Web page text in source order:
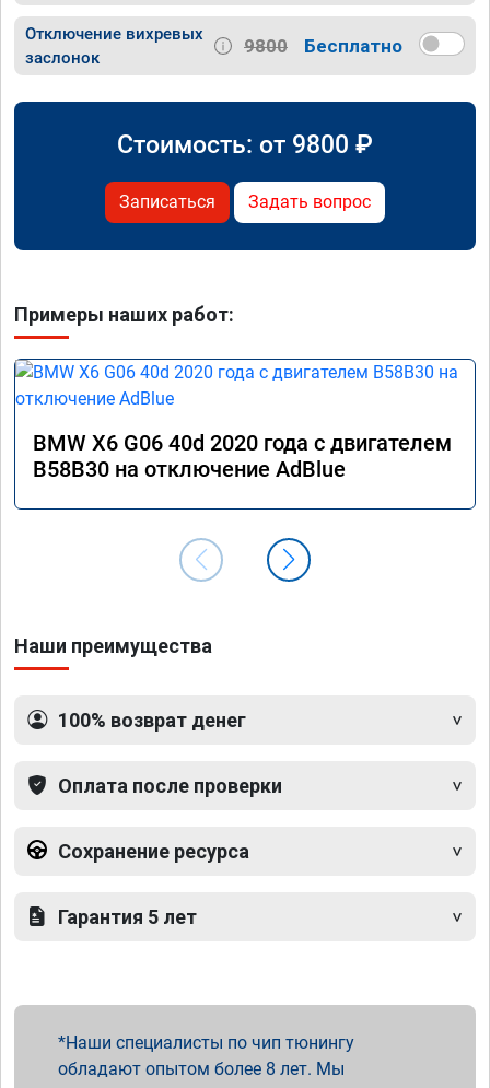
Отключение вихревых
заслонок
9800 Бесплатно
Стоимость: от 9800 ₽
Записаться Задать вопрос
Примеры наших работ:
BMW X6 G06 40d 2020 года с двигателем
B58B30 на отключение AdBlue
Наши преимущества
100% возврат денег
Оплата после проверки
Сохранение ресурса
Гарантия 5 лет
Наши специалисты по чип тюнингу
обладают опытом более 8 лет. Мы